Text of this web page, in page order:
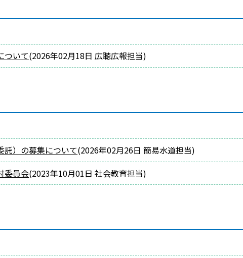
ついて(2026年02月18日 広聴広報担当)
託）の募集について(2026年02月26日 簡易水道担当)
委員会(2023年10月01日 社会教育担当)